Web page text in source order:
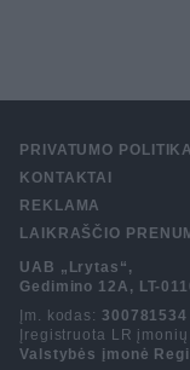
PRIVATUMO POLITIKA
KONTAKTAI
REKLAMA
LAIKRAŠČIO
UAB „Lrytas“,
Gedimino 12A, LT-
Įm. kodas: 300781534
Įregistruota LR
Valstybės įmonė